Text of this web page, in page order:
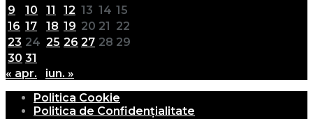
9
10 11 12 13 14 15
16 17 18 19 20 21
22
23 24 25 26 27 28 29
30 31
« apr.
iun. »
Politica Cookie
Politica de Confidențialitate